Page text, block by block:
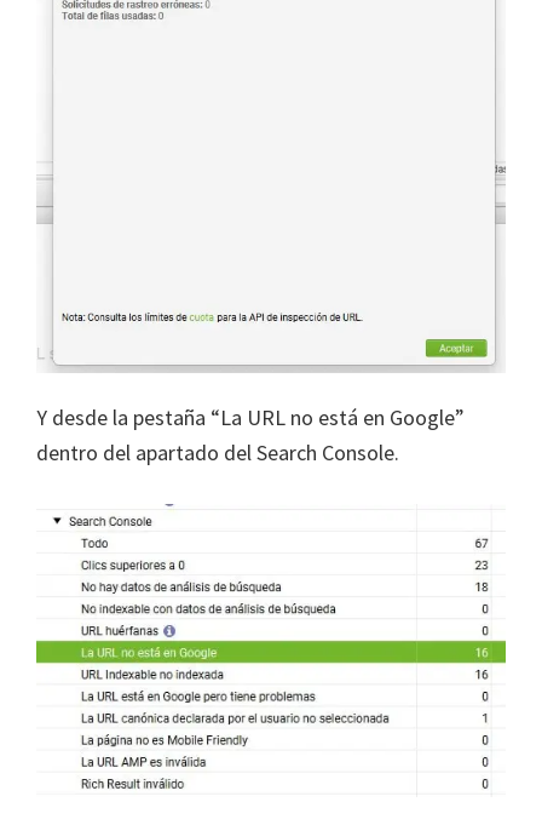
Y desde la pestaña “La URL no está en Google”
dentro del apartado del Search Console.